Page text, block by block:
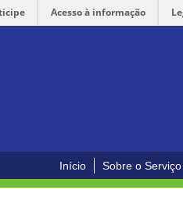
Acesso à informação
Início Sobre o Serviço